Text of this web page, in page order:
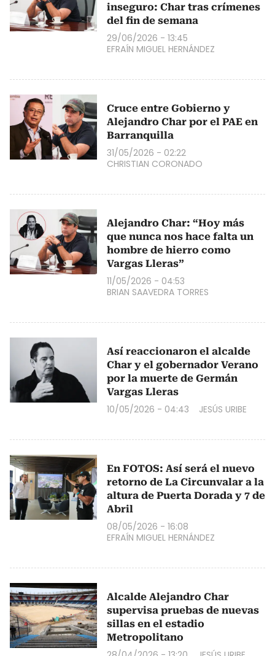
inseguro: Char tras crímenes
del fin de semana
29/06/2026 - 13:45
EFRAÍN MIGUEL HERNÁNDEZ
Cruce entre Gobierno y
Alejandro Char por el PAE en
Barranquilla
31/05/2026 - 02:22
CHRISTIAN CORONADO
Alejandro Char: “Hoy más
que nunca nos hace falta un
hombre de hierro como
Vargas Lleras”
11/05/2026 - 04:53
BRIAN SAAVEDRA TORRES
Así reaccionaron el alcalde
Char y el gobernador Verano
por la muerte de Germán
Vargas Lleras
10/05/2026 - 04:43 JESÚS URIBE
En FOTOS: Así será el nuevo
retorno de La Circunvalar a la
altura de Puerta Dorada y 7 de
Abril
08/05/2026 - 16:08
EFRAÍN MIGUEL HERNÁNDEZ
Alcalde Alejandro Char
supervisa pruebas de nuevas
sillas en el estadio
Metropolitano